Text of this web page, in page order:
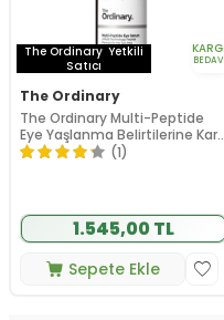
The Ordinary Yetkili
Satıcı
The Ordinary
The Ordinary Multi-Peptide
Eye Yaşlanma Belirtilerine
Göz Çevresi Serumu 15 ml
(1)
1.545,00 TL
Sepete Ekle